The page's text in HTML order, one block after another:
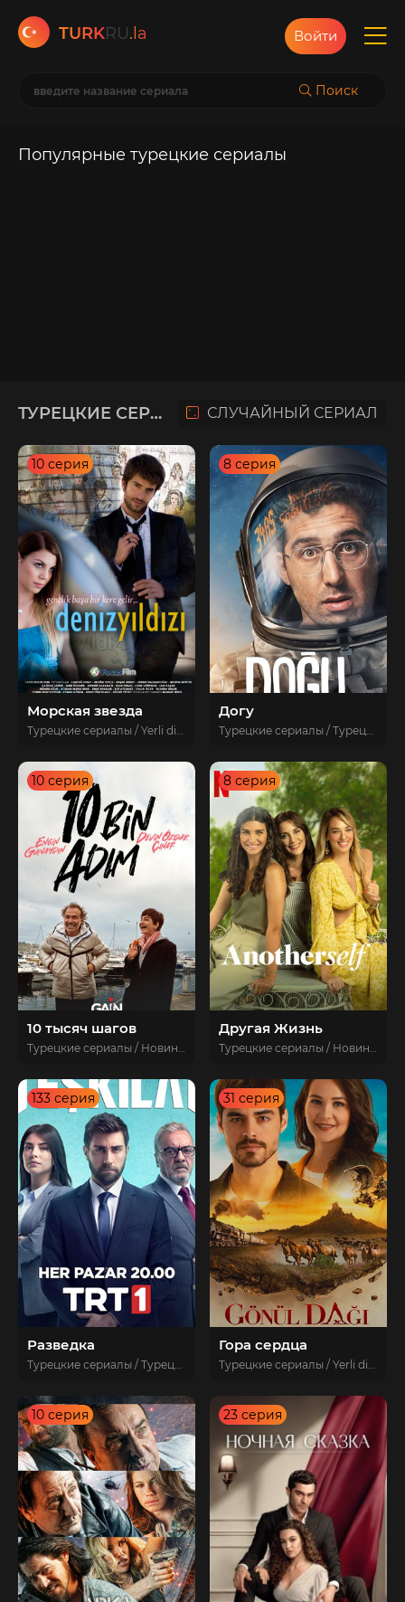
TURKRU.la
Поиск
Войти
Популярные турецкие сериалы
ТУРЕЦКИЕ СЕРИАЛЫ СЛУЧАЙНЫЙ СЕРИАЛ
10 серия
Морская звезда
Турецкие сериалы / Yerli diziler / Драмы
8 серия
Догу
Турецкие сериалы / Турецкие сериалы 2021 / Комедии / Новинки
10 серия
10 тысяч шагов
8 серия
Другая Жизнь
133 серия
Разведка
Турецкие сериалы / Турецкие сериалы 2021 / Боевики / Драмы / Новинки / Yerli diziler
31 серия
Гора сердца
Турецкие сериалы / Yerli diziler / Новинки / Турецкие сериалы 2020 / Драмы / novoe
10 серия 23 серия